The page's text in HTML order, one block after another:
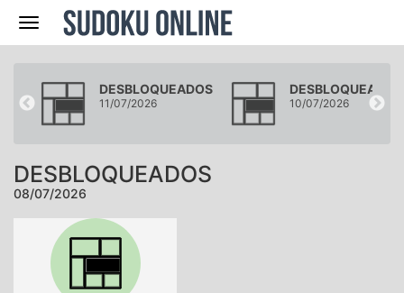
Navegación
DESBLOQUEADOS
11/07/2026
DESBLOQUEADOS
10/07/2026
DESBLOQUEADOS
08/07/2026